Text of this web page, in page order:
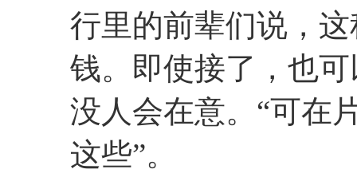
行里的前辈们说，
钱。即使接了，也
没人会在意。“可在
这些”。